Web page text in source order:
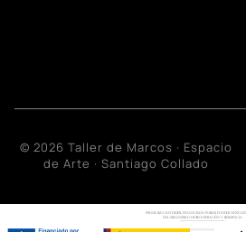
© 2026 Taller de Marcos · Espacio
de Arte · Santiago Collado